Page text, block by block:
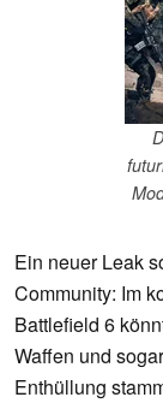
Ein neuer Leak
Community: Im
Battlefield 6
Waffen und
Enthüllung